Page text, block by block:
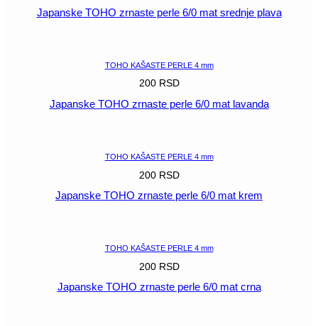
Japanske TOHO zrnaste perle 6/0 mat srednje plava
TOHO KAŠASTE PERLE 4 mm
200 RSD
Japanske TOHO zrnaste perle 6/0 mat lavanda
TOHO KAŠASTE PERLE 4 mm
200 RSD
Japanske TOHO zrnaste perle 6/0 mat krem
TOHO KAŠASTE PERLE 4 mm
200 RSD
Japanske TOHO zrnaste perle 6/0 mat crna